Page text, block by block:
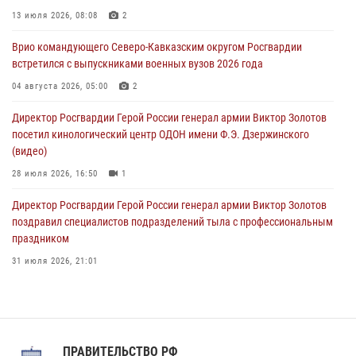
тиражи газет
Всероссийская ведомственная акции «Каникулы с Росгвардией
проходит в Сибири
13 июля 2026, 08:08 2
Врио командующего Северо-Кавказским округом Росгвардии
встретился с выпускниками военных вузов 2026 года
04 августа 2026, 05:00 2
Директор Росгвардии Герой России генерал армии Виктор Золотов
посетил кинологический центр ОДОН имени Ф.Э. Дзержинского
(видео)
28 июля 2026, 16:50 1
Директор Росгвардии Герой России генерал армии Виктор Золотов
поздравил специалистов подразделений тыла с профессиональным
праздником
31 июля 2026, 21:01
ПРАВИТЕЛЬСТВО РФ